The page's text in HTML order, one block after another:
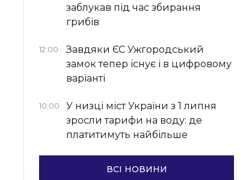
заблукав під час збирання
грибів
12:00
Завдяки ЄС Ужгородський
замок тепер існує і в цифровому
варіанті
10:00
У низці міст України з 1 липня
зросли тарифи на воду: де
платитимуть найбільше
ВСІ НОВИНИ